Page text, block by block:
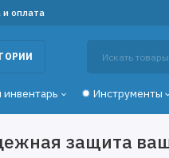
оплата
✹ Инструменты
защита